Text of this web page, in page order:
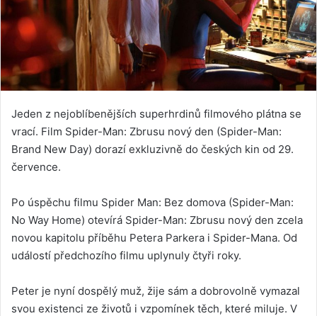
Jeden z nejoblíbenějších superhrdinů filmového plátna se
vrací. Film Spider-Man: Zbrusu nový den (Spider-Man:
Brand New Day) dorazí exkluzivně do českých kin od 29.
července.
Po úspěchu filmu Spider Man: Bez domova (Spider-Man:
No Way Home) otevírá Spider-Man: Zbrusu nový den zcela
novou kapitolu příběhu Petera Parkera i Spider-Mana. Od
událostí předchozího filmu uplynuly čtyři roky.
Peter je nyní dospělý muž, žije sám a dobrovolně vymazal
svou existenci ze životů i vzpomínek těch, které miluje. V